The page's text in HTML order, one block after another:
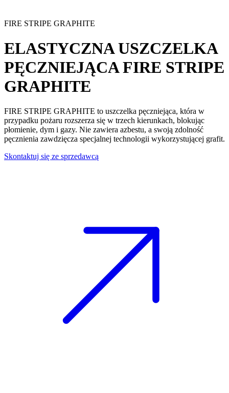
FIRE STRIPE GRAPHITE
ELASTYCZNA USZCZELKA
PĘCZNIEJĄCAFIRE STRIPE
GRAPHITE
FIRE STRIPE GRAPHITE to uszczelka pęczniejąca, która w
przypadku pożaru rozszerza się w trzech kierunkach, blokując
płomienie, dym i gazy. Nie zawiera azbestu, a swoją zdolność
pęcznienia zawdzięcza specjalnej technologii wykorzystującej grafit.
Skontaktuj się ze sprzedawcą